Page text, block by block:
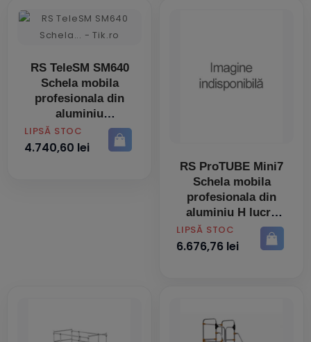
RS TeleSM SM640
Schela mobila
profesionala din
aluminiu
PRET
LIPSĂ STOC
4.740,60 lei
RS ProTUBE Mini7
Schela mobila
profesionala din
aluminiu H lucru
6,8 m
PRET
LIPSĂ STOC
6.676,76 lei